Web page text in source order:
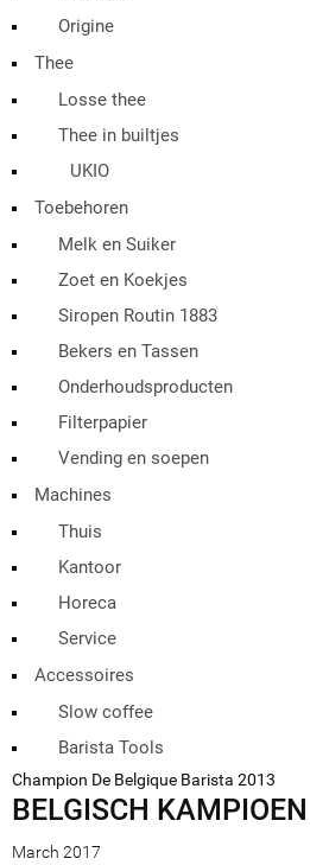
Origine
Thee
Losse thee
Thee in builtjes
UKIO
Toebehoren
Melk en Suiker
Zoet en Koekjes
Siropen Routin 1883
Bekers en Tassen
Onderhoudsproducten
Filterpapier
Vending en soepen
Machines
Thuis
Kantoor
Horeca
Service
Accessoires
Slow coffee
Barista Tools
Champion De Belgique Barista 2013
BELGISCH
March 2017